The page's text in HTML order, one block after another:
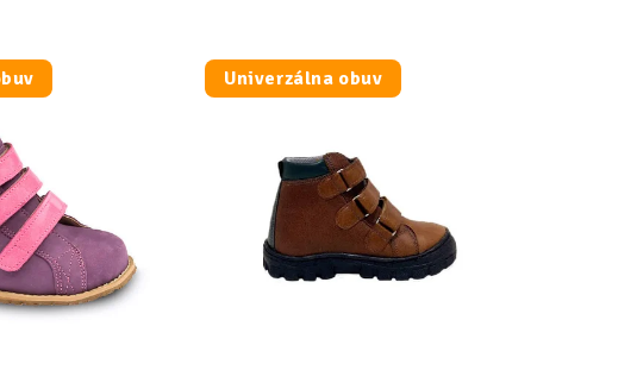
Univerzálna obuv